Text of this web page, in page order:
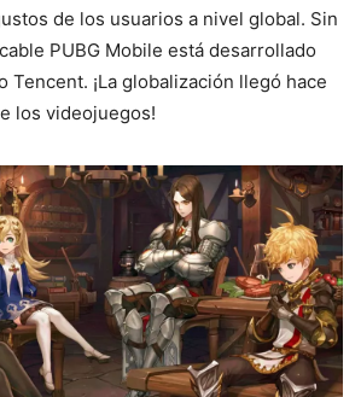
de los usuarios a nivel global. Sin
PUBG Mobile está desarrollado
Tencent. ¡La globalización llegó hace
los videojuegos!